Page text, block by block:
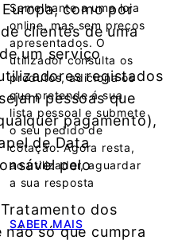
Semelhante a uma loja
online, mas sem preços
apresentados. O
utilizador consulta os
produtos, adiciona os
que pretende á sua
lista pessoal e submete
o seu pedido de
cotação. Agora resta,
ao utilizador, aguardar
a sua resposta
SABER MAIS
como por
clientes de uma
um serviço
registados
pessoas que
pagamento),
de Data
pelo
dos
não só que cumpra